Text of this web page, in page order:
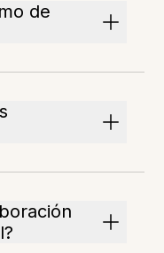
de